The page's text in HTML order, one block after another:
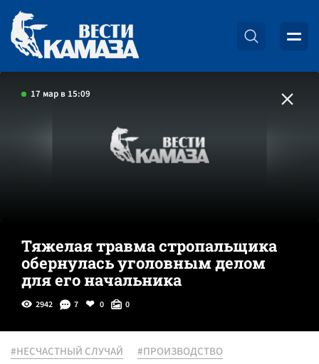
17 мар в 15:09
Тяжелая травма стропальщика
обернулась уголовным делом
для его начальника
2942 7 0 0
#НЕСЧАСТНЫЙ СЛУЧАЙ #ПРОИЗВОДСТВО